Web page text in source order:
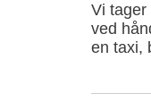
Vi tager
ved
en taxi,